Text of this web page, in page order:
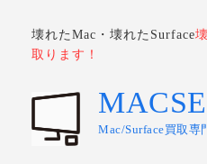
壊れたMac・壊れたSurface
取ります！
Mac/Surface買取専